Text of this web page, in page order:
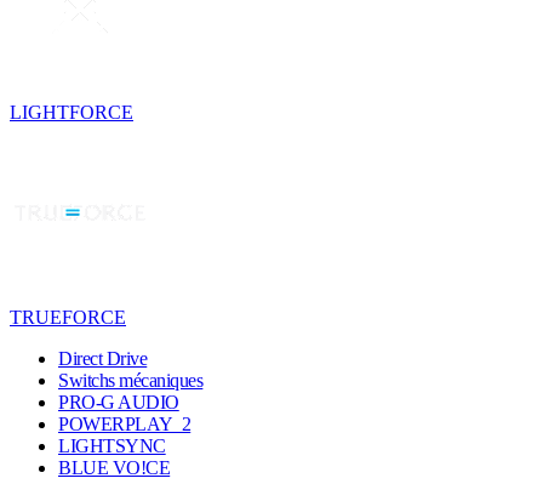
LIGHTFORCE
TRUEFORCE
Direct Drive
Switchs mécaniques
PRO-G AUDIO
POWERPLAY 2
LIGHTSYNC
BLUE VO!CE